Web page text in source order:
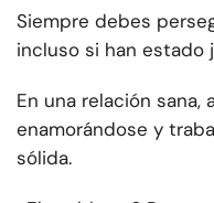
Siempre debes
incluso si han estado
En una relación
enamorándose y
sólida.